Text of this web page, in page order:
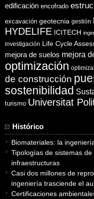
edificación encofrado
excavación geotecnia gestión
HYDELIFE ICITECH
investigación Life Cycle
mejora de suelos mejora
optimización
de construcción
sostenibilidad
turismo Universitat
Histórico
Biomateriales: la
Tipologías de sistemas
infraestructuras
Casi dos millones de
ingeniería trasciende el
Certificaciones